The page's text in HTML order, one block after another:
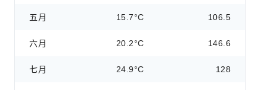
五月 15.7°C 106.5
六月 20.2°C 146.6
七月 24.9°C 128